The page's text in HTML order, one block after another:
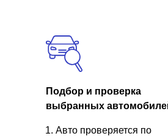
Подбор и проверка
выбранных
Авто проверяется по